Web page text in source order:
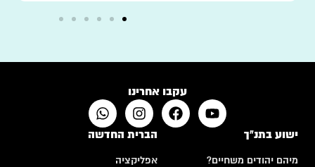
עקבו אחרינו
ישוע בתנ"ך
מיהם יהודים משחיים?
הברית החדשה
אפליקציה